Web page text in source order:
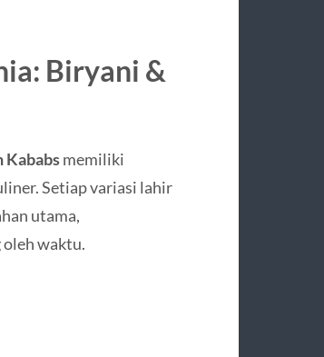
Biryani &
Kababsmemiliki
Setiap variasi lahir
utama,
oleh waktu.